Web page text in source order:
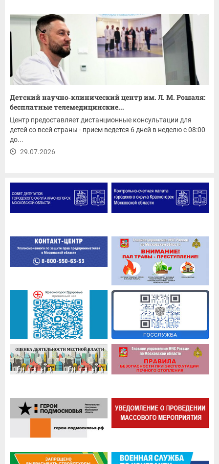
Детский научно‑клинический центр им. Л. М. Рошаля:
бесплатные телемедицинские...
Центр предоставляет дистанционные консультации для
детей со всей страны - прием ведется 6 дней в неделю с 08:00
до...
29.07.2026